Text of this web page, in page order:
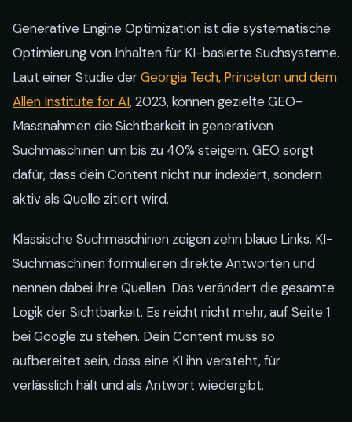
Generative Engine Optimization ist die systematische
Optimierung von Inhalten für KI-basierte Suchsysteme.
Laut einer Studie derGeorgia Tech, Princeton und dem
Allen Institute for AI, 2023, können gezielte GEO-
Massnahmen die Sichtbarkeit in generativen
Suchmaschinen um bis zu 40% steigern. GEO sorgt
dafür, dass dein Content nicht nur indexiert, sondern
aktiv als Quelle zitiert wird.
Klassische Suchmaschinen zeigen zehn blaue Links. KI-
Suchmaschinen formulieren direkte Antworten und
nennen dabei ihre Quellen. Das verändert die gesamte
Logik der Sichtbarkeit. Es reicht nicht mehr, auf Seite 1
bei Google zu stehen. Dein Content muss so
aufbereitet sein, dass eine KI ihn versteht, für
verlässlich hält und als Antwort wiedergibt.